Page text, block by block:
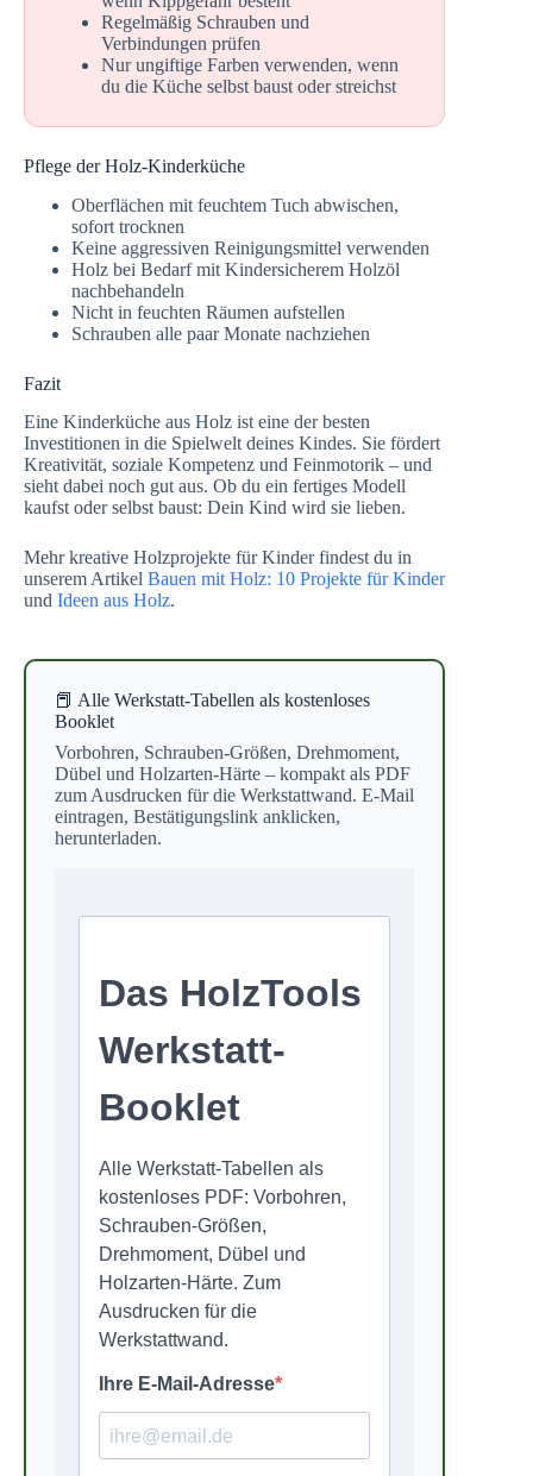
Regelmäßig Schrauben und
Verbindungen prüfen
Nur ungiftige Farben verwenden, wenn
du die Küche selbst baust oder streichst
Pflege der Holz-Kinderküche
Oberflächen mit feuchtem Tuch abwischen,
sofort trocknen
Keine aggressiven Reinigungsmittel verwenden
Holz bei Bedarf mit Kindersicherem Holzöl
nachbehandeln
Nicht in feuchten Räumen aufstellen
Schrauben alle paar Monate nachziehen
Fazit
Eine Kinderküche aus Holz ist eine der besten
Investitionen in die Spielwelt deines Kindes. Sie fördert
Kreativität, soziale Kompetenz und Feinmotorik – und
sieht dabei noch gut aus. Ob du ein fertiges Modell
kaufst oder selbst baust: Dein Kind wird sie lieben.
Mehr kreative Holzprojekte für Kinder findest du in
unserem Artikel Bauen mit Holz: 10 Projekte für Kinder
und Ideen aus Holz.
📕 Alle Werkstatt-Tabellen als kostenloses
Booklet
Vorbohren, Schrauben-Größen, Drehmoment,
Dübel und Holzarten-Härte – kompakt als PDF
zum Ausdrucken für die Werkstattwand. E-Mail
eintragen, Bestätigungslink anklicken,
herunterladen.